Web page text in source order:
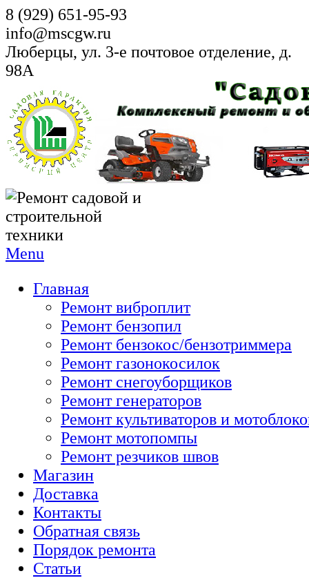
8 (929) 651-95-93
info@mscgw.ru
Люберцы, ул. 3-е почтовое отделение, д.
98А
Menu
Главная
Ремонт виброплит
Ремонт бензопил
Ремонт бензокос/бензотриммера
Ремонт газонокосилок
Ремонт снегоуборщиков
Ремонт генераторов
Ремонт культиваторов и
Ремонт мотопомпы
Ремонт резчиков швов
Магазин
Доставка
Контакты
Обратная связь
Порядок ремонта
Статьи